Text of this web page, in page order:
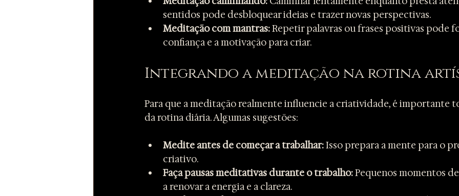
sentidos pode desbloquear ideias e trazer novas perspectivas.
Meditação com mantras: Repetir palavras ou frases positivas pode
confiança e a motivação para criar.
Integrando a meditação na rotina
Para que a meditação realmente influencie a criatividade, é importante
da rotina diária. Algumas sugestões:
Medite antes de começar a trabalhar: Isso prepara a mente para o
criativo.
Faça pausas meditativas durante o trabalho: Pequenos momentos
a renovar a energia e a clareza.